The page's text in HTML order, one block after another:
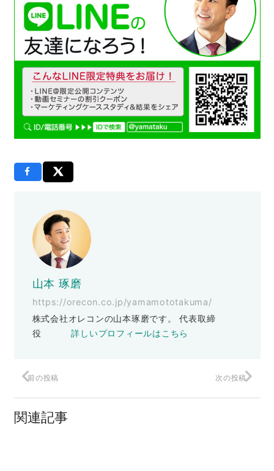
山本 琢磨
https://orecon.co.jp/yamamototakuma/
株式会社オレコンの山本琢磨です。 代表取締
役詳しいプロフィールはこちら
前の投稿 次の投稿
関連記事